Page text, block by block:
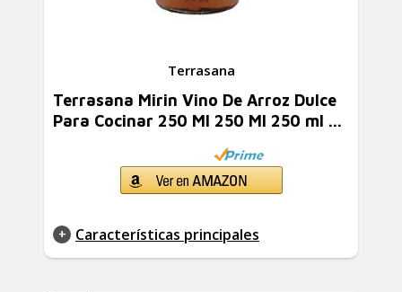
Terrasana
Terrasana Mirin Vino De Arroz Dulce
Para Cocinar 250 Ml 250 Ml 250 ml ...
Características principales